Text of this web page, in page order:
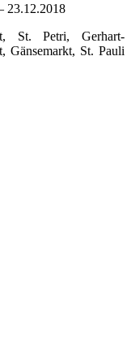
23.12.2018
St. Petri, Gerhart-
Gänsemarkt, St. Pauli